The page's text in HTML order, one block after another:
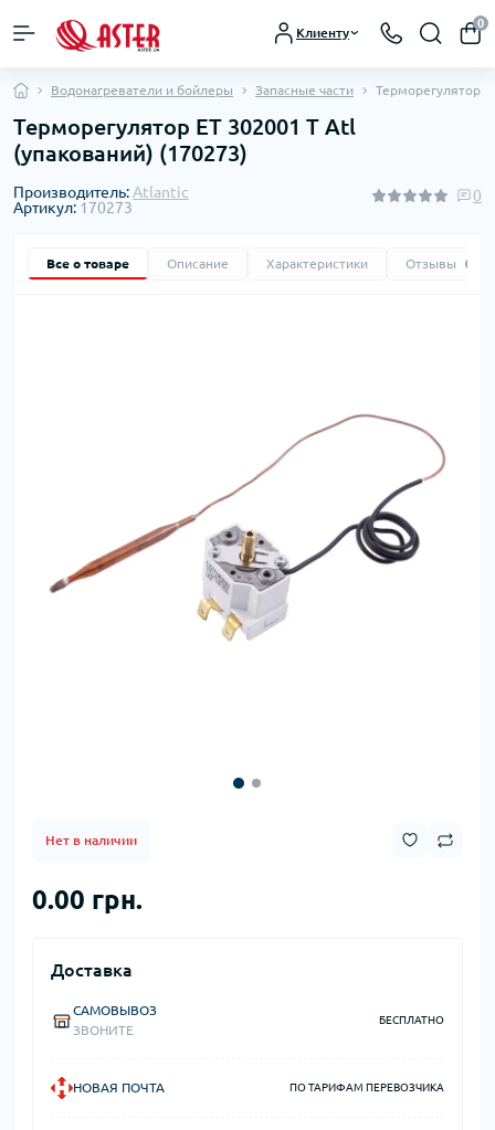
Клиенту
0
Водонагреватели и бойлеры Запасные части Терморегулятор
Терморегулятор ET 302001 T Atl
(упакований) (170273)
Производитель: Atlantic
Артикул: 170273
0
Все о товаре Описание Характеристики Отзывы
Нет в наличии
0.00 грн.
Доставка
САМОВЫВОЗ
ЗВОНИТЕ
БЕСПЛАТНО
НОВАЯ ПОЧТА ПО ТАРИФАМ ПЕРЕВОЗЧИКА